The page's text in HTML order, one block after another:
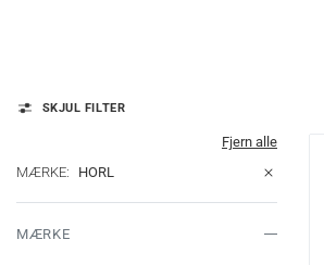
SKJUL FILTER
Fjern alle
MÆRKE:
HORL
MÆRKE